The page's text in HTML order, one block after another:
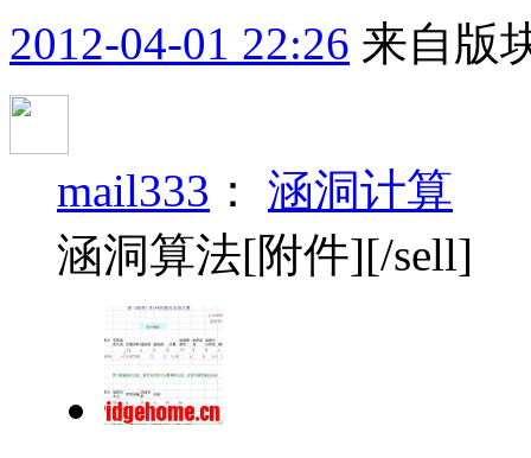
2012-04-01 22:26 来自版
mail333 ： 涵洞计算
涵洞算法[附件][/sell]